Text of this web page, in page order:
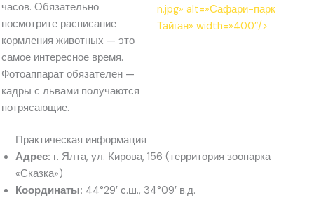
часов. Обязательно
посмотрите расписание
кормления животных — это
самое интересное время.
Фотоаппарат обязателен —
кадры с львами получаются
потрясающие.
n.jpg» alt=»Сафари-парк
Тайган» width=»400″/>
Практическая информация
Адрес: г. Ялта, ул. Кирова, 156 (территория зоопарка
«Сказка»)
Координаты: 44°29′ с.ш., 34°09′ в.д.